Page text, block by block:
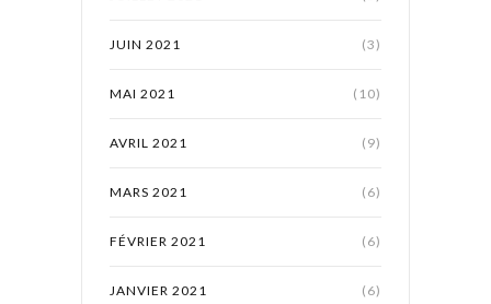
JUIN 2021 (3)
MAI 2021 (10)
AVRIL 2021 (9)
MARS 2021 (6)
FÉVRIER 2021 (6)
JANVIER 2021 (6)